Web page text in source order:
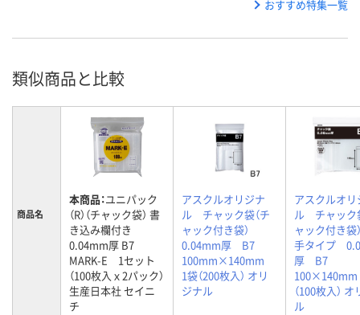
おすすめ特集一覧
類似商品と比較
商品名
本商品：ユニパック
（R）（チャック袋） 書
き込み欄付き
0.04mm厚 B7
MARK-E 1セット
（100枚入ｘ2パック）
生産日本社 セイニ
チ
アスクルオリジナ
ル チャック袋（チ
ャック付き袋）
0.04mm厚 B7
100mm×140mm
1袋（200枚入） オリ
ジナル
アスクルオリ
ル チャック
ャック付き
手タイプ
厚 B7
（100枚入）
ル